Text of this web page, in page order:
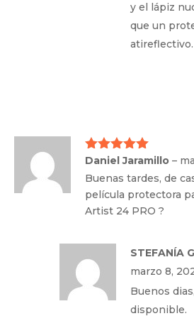
y el lápiz
que un
atireflectivo.
Valorado
con
de 5
Daniel Jaramillo –
Buenas tardes, de
película protectora
Artist 24 PRO ?
STEFANÍA
marzo 8,
Buenos
disponible.